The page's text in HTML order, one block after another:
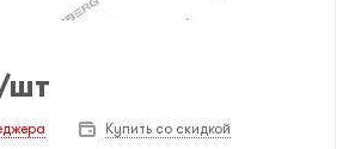
шт
Купить со скидкой